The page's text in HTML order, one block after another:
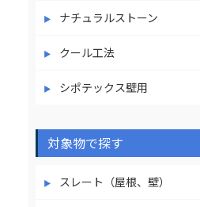
ナチュラルストーン
クール工法
シポテックス壁用
対象物で探す
スレート（屋根、壁）